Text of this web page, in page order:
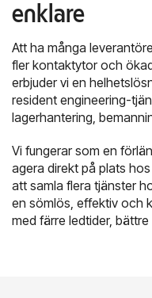
enklare
Att ha många
fler kontaktytor och
erbjuder vi en
resident engineering-
lagerhantering,
Vi fungerar som en
agera direkt på plats
att samla flera tjänster
en sömlös, effektiv och
med färre ledtider,